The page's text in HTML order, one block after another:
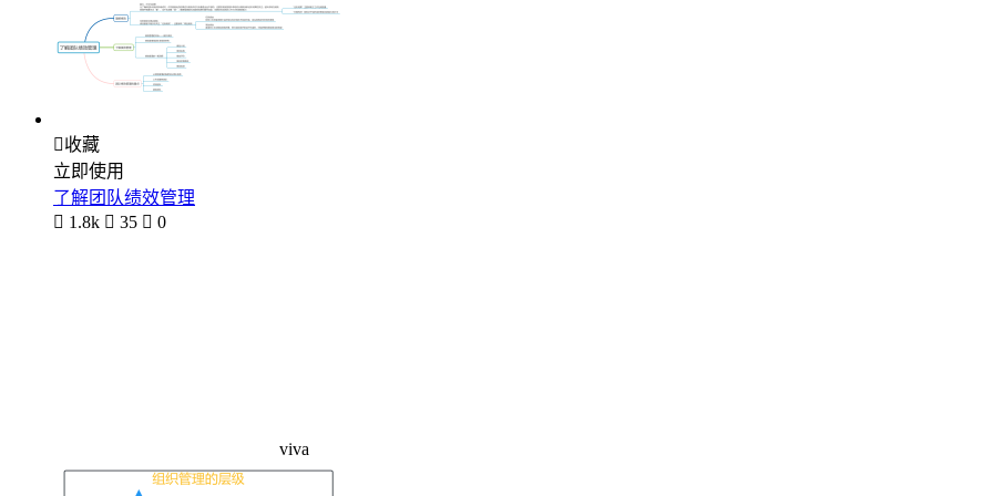
收藏
立即使用
了解团队绩效管理
 1.8k  35  0
viva